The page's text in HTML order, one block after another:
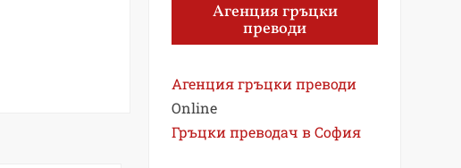
Агенция гръцки
преводи
Агенция гръцки преводи
Online
Гръцки преводач в София